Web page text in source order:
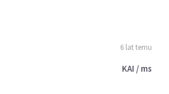
6 lat temu
KAI / ms